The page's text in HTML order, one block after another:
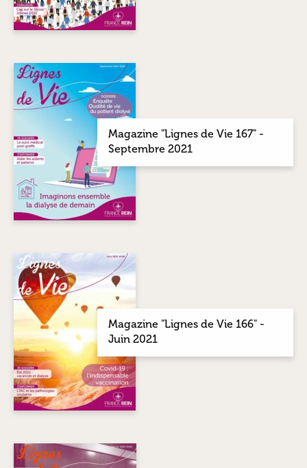
Magazine "Lignes de Vie 167" -
Septembre 2021
Magazine "Lignes de Vie 166" -
Juin 2021